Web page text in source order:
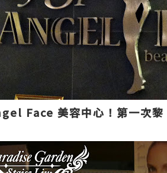
Face 美容中心！第一次